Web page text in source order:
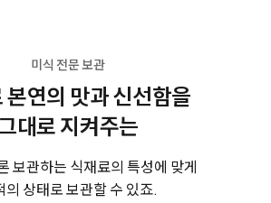
미식 전문 보관
본연의 맛과 신선함을
대로 지켜주는
보관하는 식재료의 특성에 맞게
의 상태로 보관할 수 있죠.